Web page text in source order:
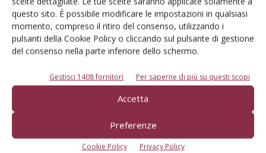
questo sito. È possibile modificare le impostazioni in qualsiasi
momento, compreso il ritiro del consenso, utilizzando i
pulsanti della Cookie Policy o cliccando sul pulsante di gestione
del consenso nella parte inferiore dello schermo.
Gestisci 1408 fornitori Per saperne di più su questi scopi
Accetta
Preferenze
Cookie Policy Privacy Policy
Il sistema di pesatura funziona in tempo reale, quindi non
servono filtri software o ricalibrazioni complicate.
Misurando solamente il peso della tramoggia, il sistema si
integra perfettamente con l'attacco del trattore,
ottimizzando il baricentro e riducendo la forza di